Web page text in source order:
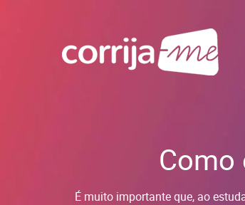
Como
É muito importante que, ao